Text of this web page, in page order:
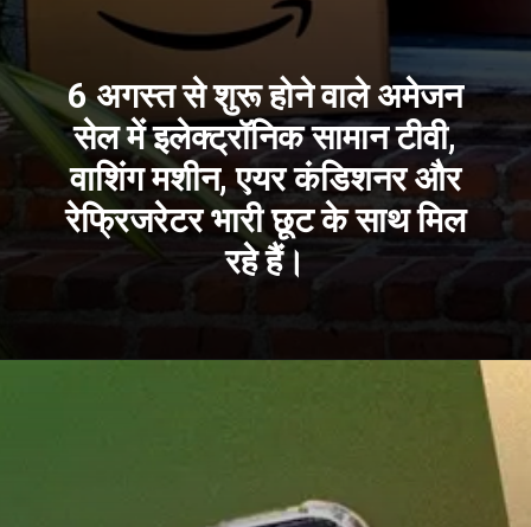
6 अगस्त से शुरू होने वाले अमेजन
सेल में इलेक्ट्रॉनिक सामान टीवी,
वाशिंग मशीन, एयर कंडिशनर और
रेफ्रिजरेटर भारी छूट के साथ मिल
रहे हैं।